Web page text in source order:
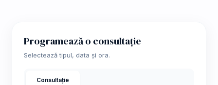
Programează o consultație
Selectează tipul, data și ora.
Consultație